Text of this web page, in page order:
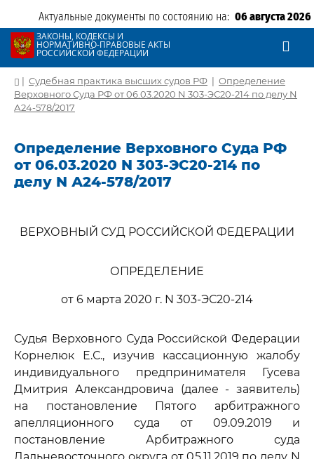
Актуальные документы по состоянию на: 06 августа 2026
ЗАКОНЫ, КОДЕКСЫ И
НОРМАТИВНО-ПРАВОВЫЕ АКТЫ
РОССИЙСКОЙ ФЕДЕРАЦИИ
| Судебная практика высших судов РФ | Определение
Верховного Суда РФ от 06.03.2020 N 303-ЭС20-214 по делу N
А24-578/2017
Определение Верховного Суда РФ
от 06.03.2020 N 303-ЭС20-214 по
делу N А24-578/2017
ВЕРХОВНЫЙ СУД РОССИЙСКОЙ ФЕДЕРАЦИИ
ОПРЕДЕЛЕНИЕ
от 6 марта 2020 г. N 303-ЭС20-214
Судья Верховного Суда Российской Федерации
Корнелюк Е.С., изучив кассационную жалобу
индивидуального предпринимателя Гусева
Дмитрия Александровича (далее - заявитель)
на постановление Пятого арбитражного
апелляционного суда от 09.09.2019 и
постановление Арбитражного суда